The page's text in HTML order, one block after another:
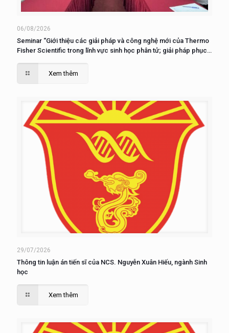
06/08/2026
Seminar “Giới thiệu các giải pháp và công nghệ mới của Thermo
Fisher Scientific trong lĩnh vực sinh học phân tử; giải pháp phục
Xem thêm
29/07/2026
Thông tin luận án tiến sĩ của NCS. Nguyễn Xuân Hiếu, ngành Sinh
học
Xem thêm